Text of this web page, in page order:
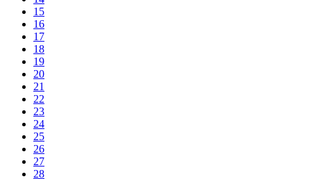
15
16
17
18
19
20
21
22
23
24
25
26
27
28